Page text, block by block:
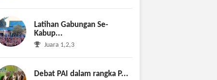
Latihan Gabungan Se-
Kabup...
Juara 1,2,3
Debat PAI dalam rangka P...